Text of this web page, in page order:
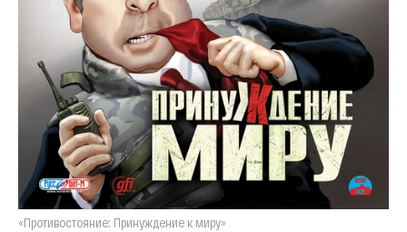
«Противостояние: Принуждение к миру»